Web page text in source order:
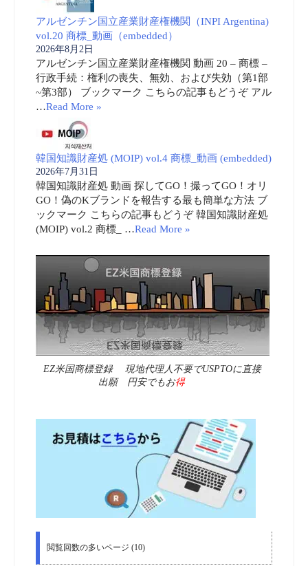
アルゼンチン国立産業財産権機関（INPI Argentina)
vol.20 商標_動画（embedded）
2026年8月2日
アルゼンチン国立産業財産権機関 動画 20 – 商標 –
行政手続：権利の喪失、無効、および失効（第1部
~第3部） ブックマーク こちらの記事もどうぞ アル
…Read More »
韓国知識財産処 (MOIP) vol.4 商標_動画 (embedded)
2026年7月31日
韓国知識財産処 動画 探してGO！撮ってGO！オリ
GO！偽のKブランドを報告する最も簡単な方法 ブ
ックマーク こちらの記事もどうぞ 韓国知識財産処
(MOIP) vol.2 商標_ …Read More »
EZ米国商標登録 現地代理人不要でUSPTOに直接
出願 円安でもお得
閲覧回数の多いページ (10)